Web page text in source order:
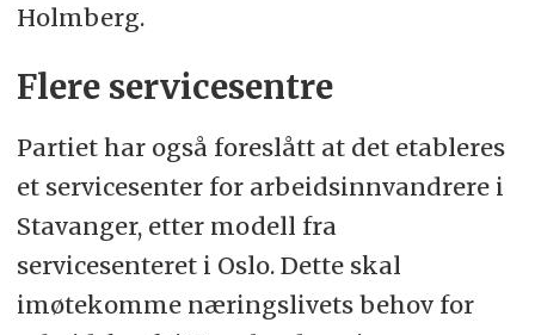
Holmberg.
Flere servicesentre
Partiet har også foreslått at det etableres
et servicesenter for arbeidsinnvandrere i
Stavanger, etter modell fra
servicesenteret i Oslo. Dette skal
imøtekomme næringslivets behov for